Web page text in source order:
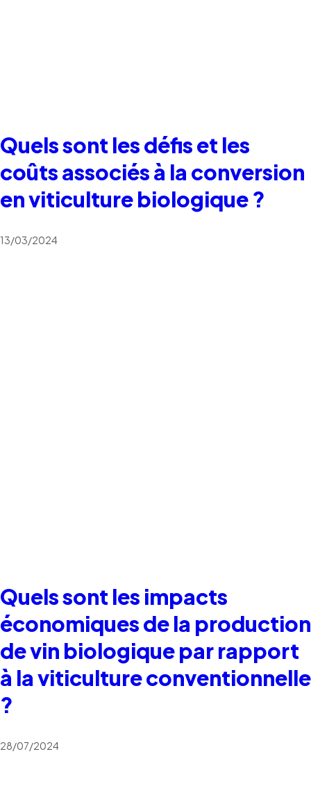
Quels sont les défis et les
coûts associés à la conversion
en viticulture biologique ?
13/03/2024
Quels sont les impacts
économiques de la production
de vin biologique par rapport
à la viticulture conventionnelle
?
28/07/2024